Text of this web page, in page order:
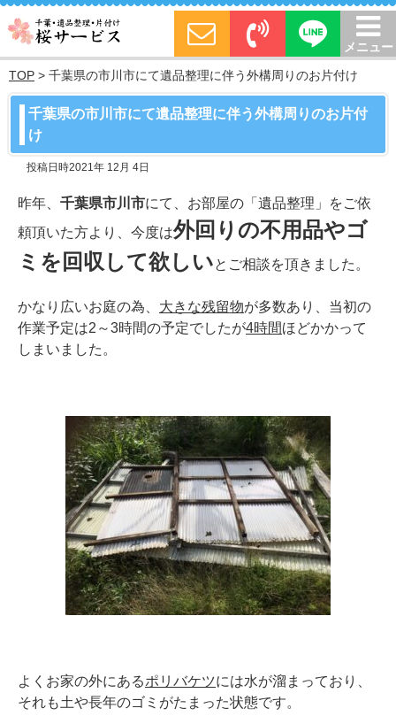
メニュー
TOP > 千葉県の市川市にて遺品整理に伴う外構周りのお片付け
千葉県の市川市にて遺品整理に伴う外構周りのお片付
け
投稿日時2021年 12月 4日
昨年、 千葉県市川市にて、お部屋の「遺品整理」をご依
頼頂いた方より、今度は外回りの不用品やゴ
ミを回収して欲しいとご相談を頂きました。
かなり広いお庭の為、 大きな残留物が多数あり、当初の
作業予定は2～3時間の予定でしたが4時間ほどかかって
しまいました。
よくお家の外にあるポリバケツには水が溜まっており、
それも土や長年のゴミがたまった状態です。